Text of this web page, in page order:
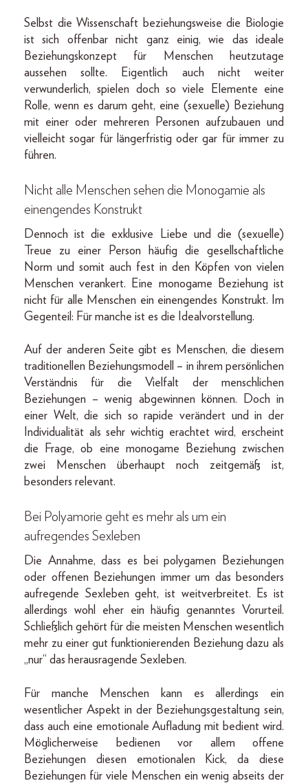
Selbst die Wissenschaft beziehungsweise die Biologie
ist sich offenbar nicht ganz einig, wie das ideale
Beziehungskonzept für Menschen heutzutage
aussehen sollte. Eigentlich auch nicht weiter
verwunderlich, spielen doch so viele Elemente eine
Rolle, wenn es darum geht, eine (sexuelle) Beziehung
mit einer oder mehreren Personen aufzubauen und
vielleicht sogar für längerfristig oder gar für immer zu
führen.
Nicht alle Menschen sehen die Monogamie als
einengendes Konstrukt
Dennoch ist die exklusive Liebe und die (sexuelle)
Treue zu einer Person häufig die gesellschaftliche
Norm und somit auch fest in den Köpfen von vielen
Menschen verankert. Eine monogame Beziehung ist
nicht für alle Menschen ein einengendes Konstrukt. Im
Gegenteil: Für manche ist es die Idealvorstellung.
Auf der anderen Seite gibt es Menschen, die diesem
traditionellen Beziehungsmodell – in ihrem persönlichen
Verständnis für die Vielfalt der menschlichen
Beziehungen – wenig abgewinnen können. Doch in
einer Welt, die sich so rapide verändert und in der
Individualität als sehr wichtig erachtet wird, erscheint
die Frage, ob eine monogame Beziehung zwischen
zwei Menschen überhaupt noch zeitgemäß ist,
besonders relevant.
Bei Polyamorie geht es mehr als um ein
aufregendes Sexleben
Die Annahme, dass es bei polygamen Beziehungen
oder offenen Beziehungen immer um das besonders
aufregende Sexleben geht, ist weitverbreitet. Es ist
allerdings wohl eher ein häufig genanntes Vorurteil.
Schließlich gehört für die meisten Menschen wesentlich
mehr zu einer gut funktionierenden Beziehung dazu als
„nur“ das herausragende Sexleben.
Für manche Menschen kann es allerdings ein
wesentlicher Aspekt in der Beziehungsgestaltung sein,
dass auch eine emotionale Aufladung mit bedient wird.
Möglicherweise bedienen vor allem offene
Beziehungen diesen emotionalen Kick, da diese
Beziehungen für viele Menschen ein wenig abseits der